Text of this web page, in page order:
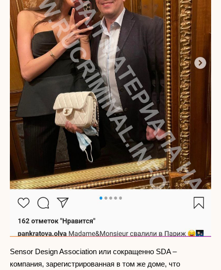
Sensor Design Association или сокращенно SDA –
компания, зарегистрированная в том же доме, что